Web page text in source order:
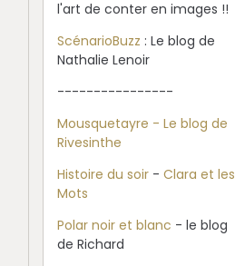
l'art de conter en images !!
ScénarioBuzz : Le blog de
Nathalie Lenoir
----------------
Mousquetayre - Le blog de
Rivesinthe
Histoire du soir -Clara et les
Mots
Polar noir et blanc - le blog
de Richard